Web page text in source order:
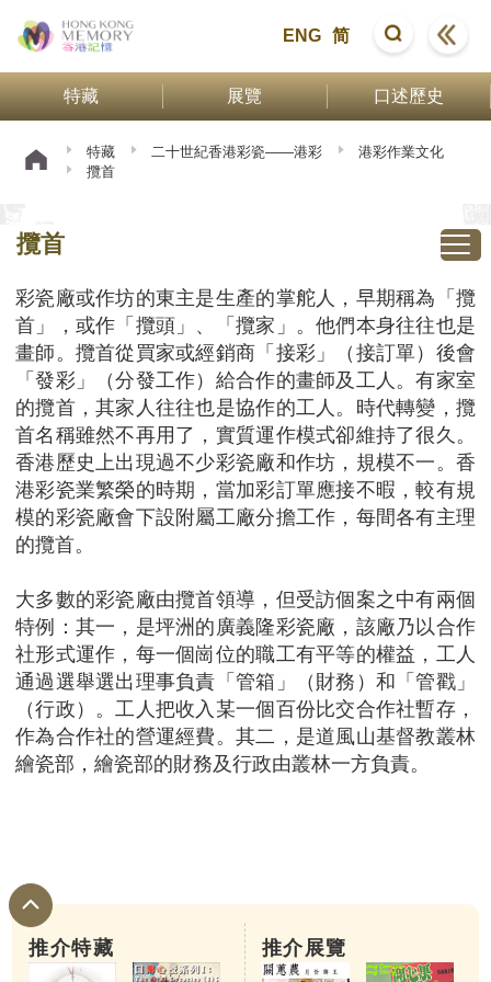
ENG 简
特藏 展覽 口述歷史
特藏 二十世紀香港彩瓷——港彩
港彩作業文化
攬首
攬首
彩瓷廠或作坊的東主是生產的掌舵人，早期稱為「攬
首」，或作「攬頭」、「攬家」。他們本身往往也是
畫師。攬首從買家或經銷商「接彩」（接訂單）後會
「發彩」（分發工作）給合作的畫師及工人。有家室
的攬首，其家人往往也是協作的工人。時代轉變，攬
首名稱雖然不再用了，實質運作模式卻維持了很久。
香港歷史上出現過不少彩瓷廠和作坊，規模不一。香
港彩瓷業繁榮的時期，當加彩訂單應接不暇，較有規
模的彩瓷廠會下設附屬工廠分擔工作，每間各有主理
的攬首。
大多數的彩瓷廠由攬首領導，但受訪個案之中有兩個
特例：其一，是坪洲的廣義隆彩瓷廠，該廠乃以合作
社形式運作，每一個崗位的職工有平等的權益，工人
通過選舉選出理事負責「管箱」（財務）和「管戳」
（行政）。工人把收入某一個百份比交合作社暫存，
作為合作社的營運經費。其二，是道風山基督教叢林
繪瓷部，繪瓷部的財務及行政由叢林一方負責。
推介特藏 推介展覽